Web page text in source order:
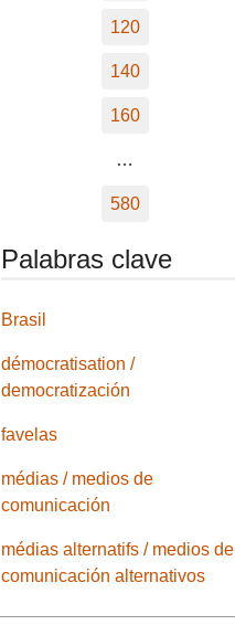
120
140
160
…
580
Palabras clave
Brasil
démocratisation /
democratización
favelas
médias / medios de
comunicación
médias alternatifs / medios de
comunicación alternativos